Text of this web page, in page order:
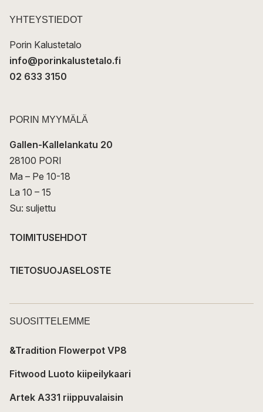
t
YHTEYSTIEDOT
Porin Kalustetalo
info@porinkalustetalo.fi
02 633 3150
PORIN MYYMÄLÄ
Gallen-Kallelankatu 20
28100 PORI
Ma – Pe 10-18
La 10 – 15
Su: suljettu
TOIMITUSEHDOT
TIETOSUOJASELOSTE
SUOSITTELEMME
&Tradition Flowerpot VP8
Fitwood Luoto kiipeilykaari
Artek A331 riippuvalaisin